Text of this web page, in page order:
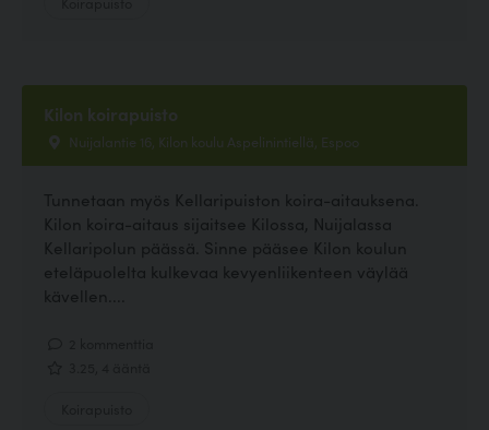
Kilon koirapuisto
Nuijalantie 16, Kilon koulu Aspelinintiellä, Espoo
Tunnetaan myös Kellaripuiston koira-aitauksena.
Kilon koira-aitaus sijaitsee Kilossa, Nuijalassa
Kellaripolun päässä. Sinne pääsee Kilon koulun
eteläpuolelta kulkevaa kevyenliikenteen väylää
kävellen....